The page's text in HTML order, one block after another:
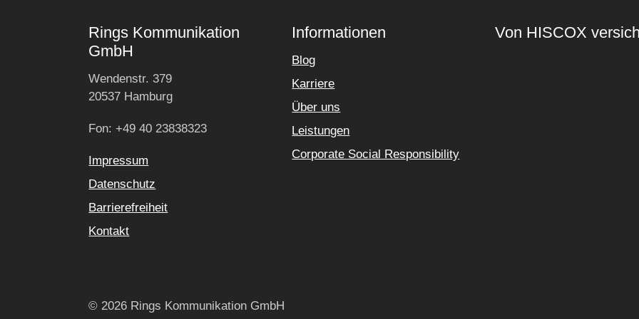
Rings Kommunikation
GmbH
Wendenstr. 379
20537 Hamburg
Fon: +49 40 23838323
Impressum
Datenschutz
Barrierefreiheit
Kontakt
Informationen
Blog
Karriere
Über uns
Leistungen
Corporate Social Responsibility
Von HISCOX
© 2026 Rings Kommunikation GmbH